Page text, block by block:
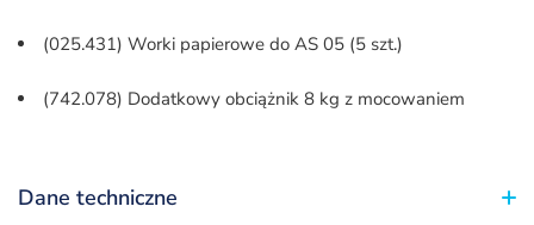
(025.431) Worki papierowe do AS 05 (5 szt.)
(742.078) Dodatkowy obciążnik 8 kg z mocowaniem
Dane techniczne